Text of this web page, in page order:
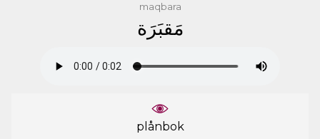
maqbara
ﻣَﻘﺒَﺮَﺓ
plånbok